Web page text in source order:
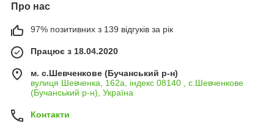
Про нас
97% позитивних з 139 відгуків за рік
Працює з 18.04.2020
м. с.Шевченкове (Бучанський р-н)
вулиця Шевченка, 162а, індекс 08140 , с.Шевченкове
(Бучанський р-н), Україна
Контакти